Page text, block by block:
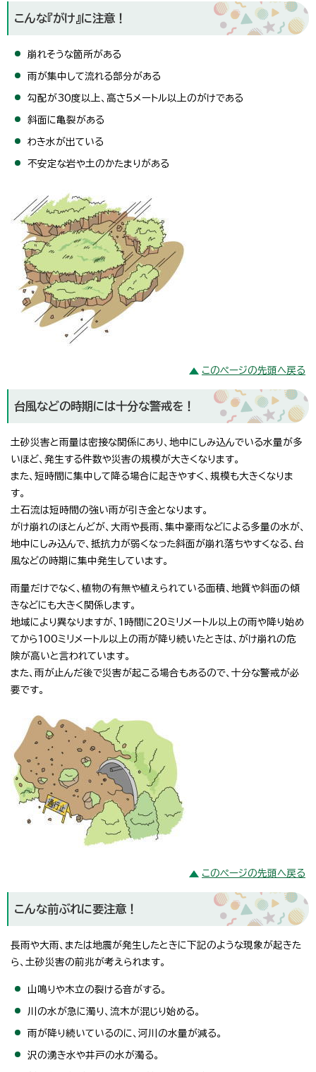
こんな『がけ』に注意！
崩れそうな箇所がある
雨が集中して流れる部分がある
勾配が30度以上、高さ5メートル以上のがけである
斜面に亀裂がある
わき水が出ている
不安定な岩や土のかたまりがある
このページの先頭へ戻る
台風などの時期には十分な警戒を！
土砂災害と雨量は密接な関係にあり、地中にしみ込んでいる水量が多
いほど、発生する件数や災害の規模が大きくなります。
また、短時間に集中して降る場合に起きやすく、規模も大きくなりま
す。
土石流は短時間の強い雨が引き金となります。
がけ崩れのほとんどが、大雨や長雨、集中豪雨などによる多量の水が、
地中にしみ込んで、抵抗力が弱くなった斜面が崩れ落ちやすくなる、台
風などの時期に集中発生しています。
雨量だけでなく、植物の有無や植えられている面積、地質や斜面の傾
きなどにも大きく関係します。
地域により異なりますが、1時間に20ミリメートル以上の雨や降り始め
てから100ミリメートル以上の雨が降り続いたときは、がけ崩れの危
険が高いと言われています。
また、雨が止んだ後で災害が起こる場合もあるので、十分な警戒が必
要です。
このページの先頭へ戻る
こんな前ぶれに要注意！
長雨や大雨、または地震が発生したときに下記のような現象が起きた
ら、土砂災害の前兆が考えられます。
山鳴りや木立の裂ける音がする。
川の水が急に濁り、流木が混じり始める。
雨が降り続いているのに、河川の水量が減る。
沢の湧き水や井戸の水が濁る。